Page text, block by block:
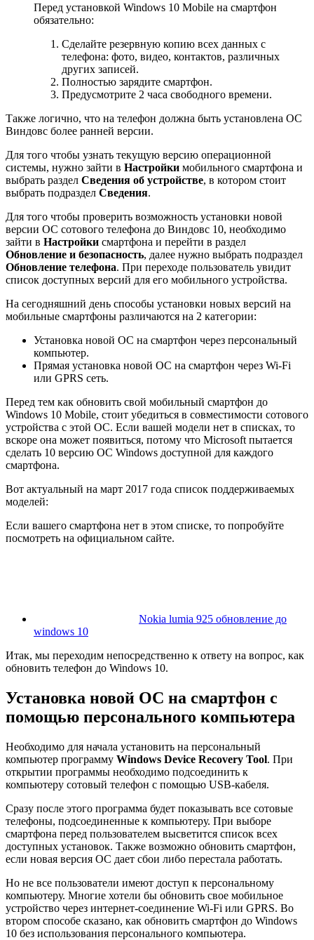
Перед установкой Windows 10 Mobile на смартфон
обязательно:
Сделайте резервную копию всех данных с
телефона: фото, видео, контактов, различных
других записей.
Полностью зарядите смартфон.
Предусмотрите 2 часа свободного времени.
Также логично, что на телефон должна быть установлена ОС
Виндовс более ранней версии.
Для того чтобы узнать текущую версию операционной
системы, нужно зайти в Настройки мобильного смартфона и
выбрать раздел Сведения об устройстве, в котором стоит
выбрать подраздел Сведения.
Для того чтобы проверить возможность установки новой
версии ОС сотового телефона до Виндовс 10, необходимо
зайти в Настройки смартфона и перейти в раздел
Обновление и безопасность, далее нужно выбрать подраздел
Обновление телефона. При переходе пользователь увидит
список доступных версий для его мобильного устройства.
На сегодняшний день способы установки новых версий на
мобильные смартфоны различаются на 2 категории:
Установка новой ОС на смартфон через персональный
компьютер.
Прямая установка новой ОС на смартфон через Wi-Fi
или GPRS сеть.
Перед тем как обновить свой мобильный смартфон до
Windows 10 Mobile, стоит убедиться в совместимости сотового
устройства с этой ОС. Если вашей модели нет в списках, то
вскоре она может появиться, потому что Microsoft пытается
сделать 10 версию ОС Windows доступной для каждого
смартфона.
Вот актуальный на март 2017 года список поддерживаемых
моделей:
Если вашего смартфона нет в этом списке, то попробуйте
посмотреть на официальном сайте.
Nokia lumia 925 обновление до
windows 10
Итак, мы переходим непосредственно к ответу на вопрос, как
обновить телефон до Windows 10.
Установка новой ОС на смартфон с
помощью персонального компьютера
Необходимо для начала установить на персональный
компьютер программу Windows Device Recovery Tool. При
открытии программы необходимо подсоединить к
компьютеру сотовый телефон с помощью USB-кабеля.
Сразу после этого программа будет показывать все сотовые
телефоны, подсоединенные к компьютеру. При выборе
смартфона перед пользователем высветится список всех
доступных установок. Также возможно обновить смартфон,
если новая версия ОС дает сбои либо перестала работать.
Но не все пользователи имеют доступ к персональному
компьютеру. Многие хотели бы обновить свое мобильное
устройство через интернет-соединение Wi-Fi или GPRS. Во
втором способе сказано, как обновить смартфон до Windows
10 без использования персонального компьютера.